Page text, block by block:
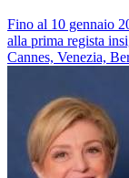
Fino al 10 gennaio
alla prima regista
Cannes, Venezia,